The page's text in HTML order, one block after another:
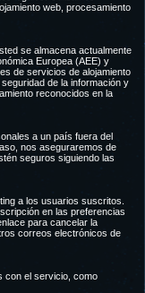
web, procesamiento
se almacena actualmente
Europea (AEE) y
de servicios de alojamiento
de la información y
reconocidos en la
a un país fuera del
nos aseguraremos de
seguros siguiendo las
a los usuarios suscritos.
en las preferencias
para cancelar la
correos electrónicos de
con el servicio, como